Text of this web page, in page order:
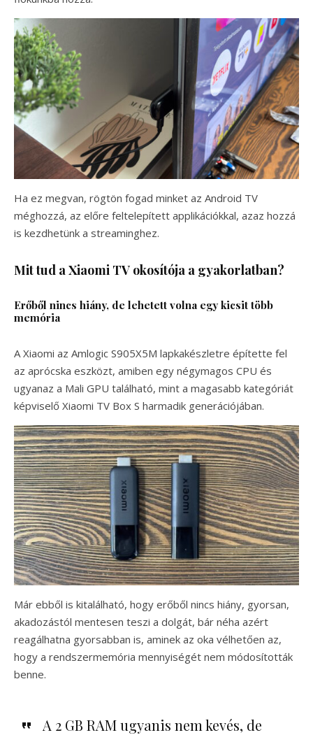
Ha ez megvan, rögtön fogad minket az Android TV
méghozzá, az előre feltelepített applikációkkal, azaz hozzá
is kezdhetünk a streaminghez.
Mit tud a Xiaomi TV okosítója a gyakorlatban?
Erőből nincs hiány, de lehetett volna egy kicsit több
memória
A Xiaomi az Amlogic S905X5M lapkakészletre építette fel
az aprócska eszközt, amiben egy négymagos CPU és
ugyanaz a Mali GPU található, mint a magasabb kategóriát
képviselő Xiaomi TV Box S harmadik generációjában.
Már ebből is kitalálható, hogy erőből nincs hiány, gyorsan,
akadozástól mentesen teszi a dolgát, bár néha azért
reagálhatna gyorsabban is, aminek az oka vélhetően az,
hogy a rendszermemória mennyiségét nem módosították
benne.
A 2 GB RAM ugyanis nem kevés, de